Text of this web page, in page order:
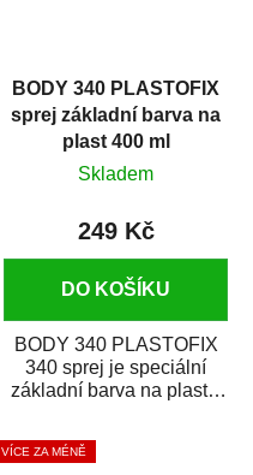
BODY 340 PLASTOFIX
sprej základní barva na
plast 400 ml
Skladem
249 Kč
DO KOŠÍKU
BODY 340 PLASTOFIX
340 sprej je speciální
základní barva na plasty,
vrchních...
VÍCE ZA MÉNĚ